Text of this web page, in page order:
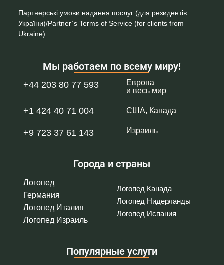
Партнерські умови надання послуг (для резидентів
України)/Partner`s Terms of Service (for clients from
Ukraine)
Мы работаем по всему миру!
+44 203 80 77 593
Европа
и весь мир
+1 424 40 71 004 США, Канада
+9 723 37 61 143 Израиль
Города и страны
Логопед
Германия
Логопед Италия
Логопед Израиль
Логопед Канада
Логопед Нидерланды
Логопед Испания
Популярные услуги